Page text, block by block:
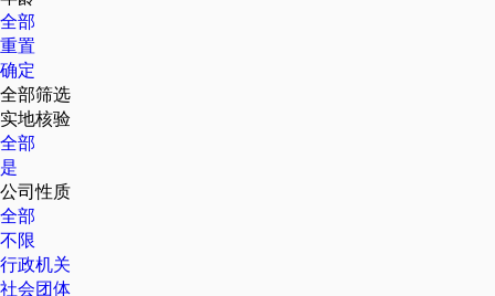
全部
重置
确定
全部筛选
实地核验
全部
是
公司性质
全部
不限
行政机关
社会团体